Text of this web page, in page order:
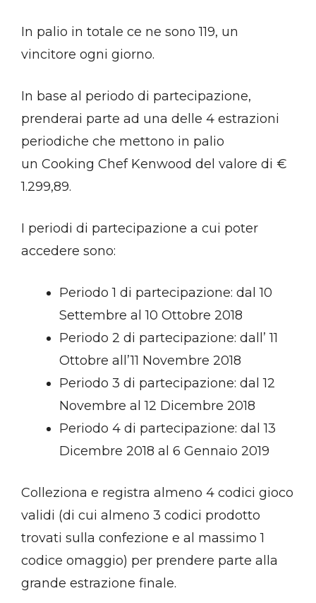
In palio in totale ce ne sono 119, un
vincitore ogni giorno.
In base al periodo di partecipazione,
prenderai parte ad una delle 4 estrazioni
periodiche che mettono in palio
un Cooking Chef Kenwood del valore di €
1.299,89.
I periodi di partecipazione a cui poter
accedere sono:
Periodo 1 di partecipazione: dal 10
Settembre al 10 Ottobre 2018
Periodo 2 di partecipazione: dall’ 11
Ottobre all’11 Novembre 2018
Periodo 3 di partecipazione: dal 12
Novembre al 12 Dicembre 2018
Periodo 4 di partecipazione: dal 13
Dicembre 2018 al 6 Gennaio 2019
Colleziona e registra almeno 4 codici gioco
validi (di cui almeno 3 codici prodotto
trovati sulla confezione e al massimo 1
codice omaggio) per prendere parte alla
grande estrazione finale.